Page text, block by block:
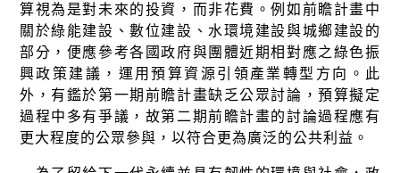
算視為是對未來的投資，而非花費。例如前瞻計畫中
關於綠能建設、數位建設、水環境建設與城鄉建設的
部分，便應參考各國政府與團體近期相對應之綠色振
興政策建議，運用預算資源引領產業轉型方向。此
外，有鑑於第一期前瞻計畫缺乏公眾討論，預算擬定
過程中多有爭議，故第二期前瞻計畫的討論過程應有
更大程度的公眾參與，以符合更為廣泛的公共利益。